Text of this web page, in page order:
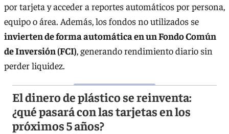
por tarjeta y acceder a reportes automáticos por persona,
equipo o área. Además, los fondos no utilizados se
invierten de forma automática en un Fondo Común
de Inversión (FCI), generando rendimiento diario sin
perder liquidez.
El dinero de plástico se reinventa:
¿qué pasará con las tarjetas en los
próximos 5 años?